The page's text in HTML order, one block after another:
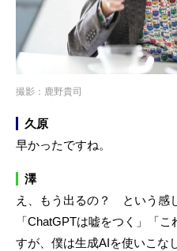
撮影：鹿野貴司
久原
早かったですね。
澤
え、もう出るの？ という感
「ChatGPTは嘘をつく」「
すが、僕は生成AIを使いこな